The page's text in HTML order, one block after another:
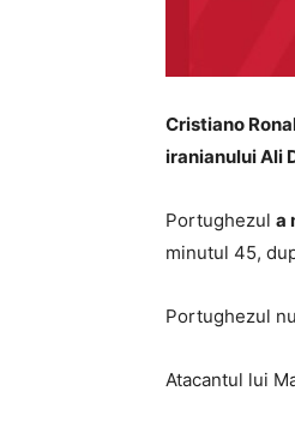
Cristiano
iranianului Ali
Portughezul a
minutul 45,
Portughezul
Atacantul lui